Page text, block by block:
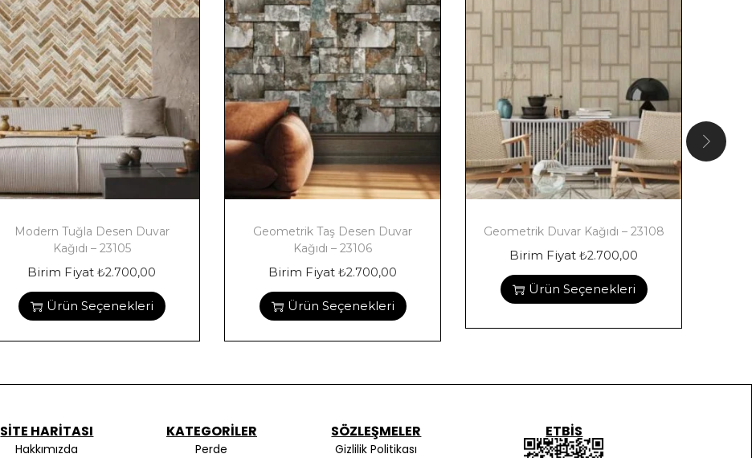
Modern Tuğla Desen Duvar
Kağıdı – 23105
Birim Fiyat ₺2.700,00
Ürün Seçenekleri
Geometrik Taş Desen Duvar
Kağıdı – 23106
Birim Fiyat ₺2.700,00
Ürün Seçenekleri
Geometrik Duvar Kağıdı – 23108
Birim Fiyat ₺2.700,00
Ürün Seçenekleri
SITE HARITASI
Hakkımızda
KATEGORILER
Perde
SÖZLEŞMELER
Gizlilik Politikası
ETBIS